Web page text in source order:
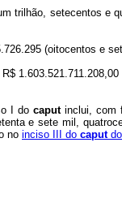
trilhão, setecentos
(oitocentos
I do caputinclui, com
e sete mil,
no inciso III do caputdo